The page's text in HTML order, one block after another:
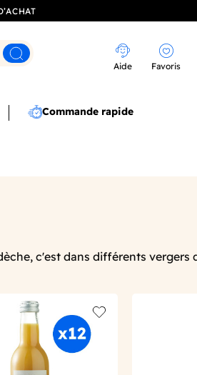
Rechercher
Aide Favoris
Commande rapide
c'est dans différents vergers